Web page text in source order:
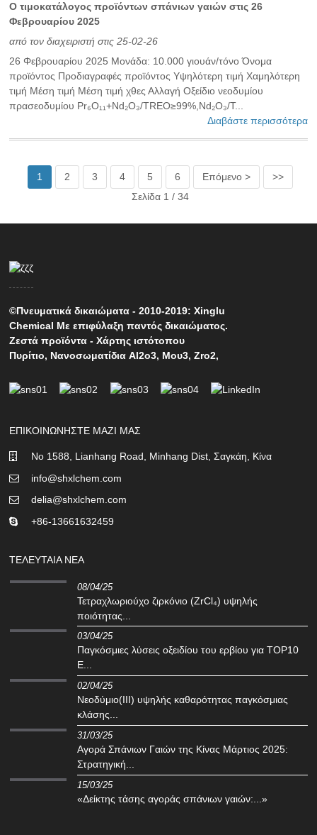
Ο τιμοκατάλογος προϊόντων σπάνιων γαιών στις 26
Φεβρουαρίου 2025
από τον διαχειριστή στις 25-02-26
26 Φεβρουαρίου 2025 Μονάδα: 10.000 γιουάν/τόνο Όνομα
προϊόντος Προδιαγραφές προϊόντος Υψηλότερη τιμή Χαμηλότερη
τιμή Μέση τιμή Μέση τιμή χθες Αλλαγή Οξείδιο νεοδυμίου
πρασεοδυμίου Pr₆O₁₁+Nd₂O₃/TREO≥99%,Nd₂O₃/T...
Διαβάστε περισσότερα
1 2 3 4 5 6 Επόμενο >
>>
Σελίδα 1 / 34
©Πνευματικά δικαιώματα - 2010-2019: Xinglu
Chemical Με επιφύλαξη παντός δικαιώματος.
Ζεστά προϊόντα -Χάρτης ιστότοπου
Πυρίτιο, Νανοσωματίδια Al2o3, Μου3,Zro2,
ΕΠΙΚΟΙΝΩΝΉΣΤΕ ΜΑΖΊ ΜΑΣ
No 1588, Lianhang Road, Minhang Dist, Σαγκάη, Κίνα
info@shxlchem.com
delia@shxlchem.com
+86-13661632459
ΤΕΛΕΥΤΑΊΑ ΝΈΑ
08/04/25
Τετραχλωριούχο ζιρκόνιο (ZrCl₄) υψηλής
ποιότητας...
03/04/25
Παγκόσμιες λύσεις οξειδίου του ερβίου για TOP10
E...
02/04/25
Νεοδύμιο(III) υψηλής καθαρότητας παγκόσμιας
κλάσης...
31/03/25
Αγορά Σπάνιων Γαιών της Κίνας Μάρτιος 2025:
Στρατηγική...
15/03/25
«Δείκτης τάσης αγοράς σπάνιων γαιών:...»